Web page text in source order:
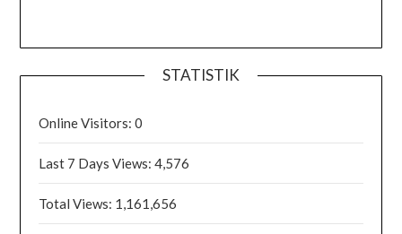
STATISTIK
Online Visitors:0
Last 7 Days Views:4,576
Total Views: 1,161,656